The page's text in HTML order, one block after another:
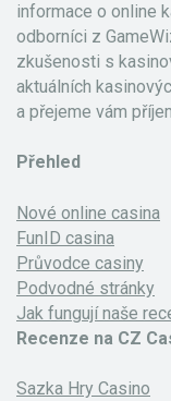
informace o online
odborníci z
zkušenosti s
aktuálních
a přejeme vám
Přehled
Nové online casina
FunID casina
Průvodce casiny
Podvodné stránky
Jak fungují naše
Recenze na CZ
Sazka Hry Casino